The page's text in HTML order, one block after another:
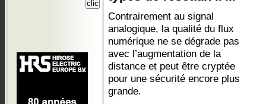
Contrairement au signal
analogique, la qualité du flux
numérique ne se dégrade pas
avec l’augmentation de la
distance et peut être cryptée
pour une sécurité encore plus
grande.